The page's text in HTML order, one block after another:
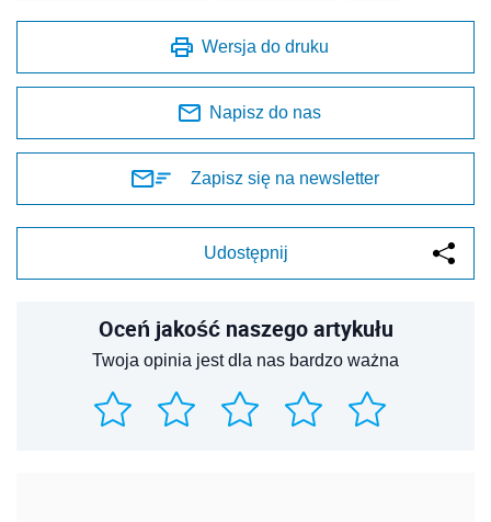
Wersja do druku
Napisz do nas
Zapisz się na newsletter
Udostępnij
Oceń jakość naszego artykułu
Twoja opinia jest dla nas bardzo ważna